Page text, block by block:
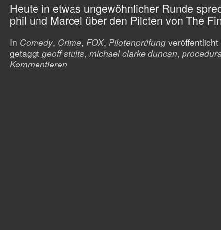
Heute in etwas ungewöhnlicher Runde
phil und Marcel über den Piloten von The
In Comedy, Crime, FOX, Pilotenprüfung veröffentlicht
getaggt geoff stults, michael clarke duncan,
Kommentieren